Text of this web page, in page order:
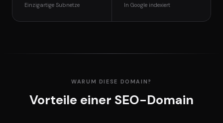
Einzigartige Subnetze In Google indexiert
WARUM DIESE DOMAIN?
Vorteile einer SEO-Domain